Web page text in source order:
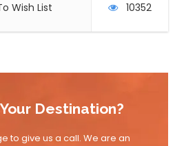
Wish List 10352
Destination?
to give us a call. We are an